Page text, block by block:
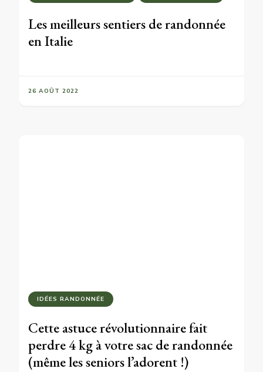
Les meilleurs sentiers de randonnée
en Italie
26 AOÛT 2022
IDÉES RANDONNÉE
Cette astuce révolutionnaire fait
perdre 4 kg à votre sac de randonnée
(même les seniors l’adorent !)